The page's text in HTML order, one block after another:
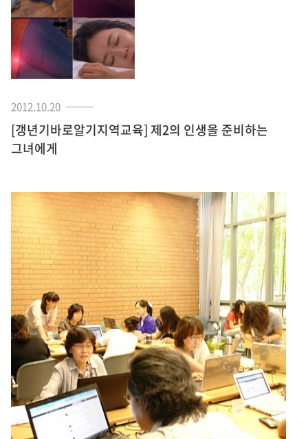
2012.10.20
[갱년기바로알기지역교육] 제2의 인생을 준비하는
그녀에게